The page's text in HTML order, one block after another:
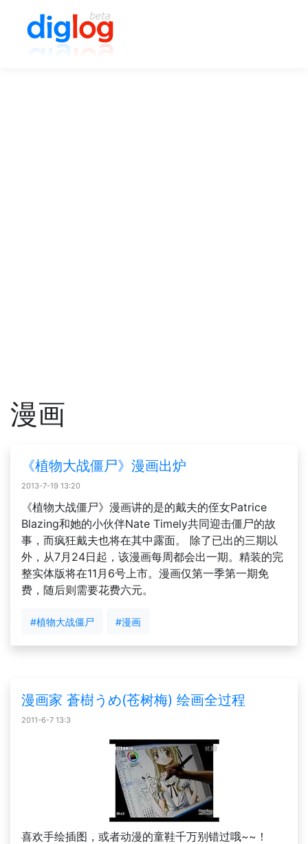
漫画
《植物大战僵尸》漫画出炉
2013-7-19 13:20
《植物大战僵尸》漫画讲的是的戴夫的侄女Patrice
Blazing和她的小伙伴Nate Timely共同迎击僵尸的故
事，而疯狂戴夫也将在其中露面。 除了已出的三期以
外，从7月24日起，该漫画每周都会出一期。精装的完
整实体版将在11月6号上市。漫画仅第一季第一期免
费，随后则需要花费六元。
#植物大战僵尸 #漫画
漫画家 蒼樹うめ(苍树梅) 绘画全过程
2011-6-7 13:3
喜欢手绘插图，或者动漫的童鞋千万别错过哦~~！